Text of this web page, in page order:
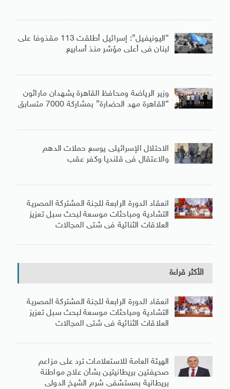
“اليونيفيل”: إسرائيل أطلقت 113 مقذوفا على
لبنان فى أعلى مؤشر منذ أسابيع
وزير الرياضة ومحافظ القاهرة يشهدان ماراثون
“القاهرة مهد الحضارة” بمشاركة 7000 متسابق
الاحتلال الإسرائيلى يوسع حملات الدهم
والاعتقال فى قلنديا وكفر عقب
انعقاد الدورة الرابعة للجنة المشتركة المصرية
التشادية ومباحثات موسعة لبحث سبل تعزيز
العلاقات الثنائية فى شتى المجالات
الأكثر قراءة
انعقاد الدورة الرابعة للجنة المشتركة المصرية
التشادية ومباحثات موسعة لبحث سبل تعزيز
العلاقات الثنائية فى شتى المجالات
الهيئة العامة للاستعلامات ترد على مزاعم
صحيفتين بريطانيتين بشأن علاج مواطنة
بريطانية بمستشفى شرم الشيخ الدولى